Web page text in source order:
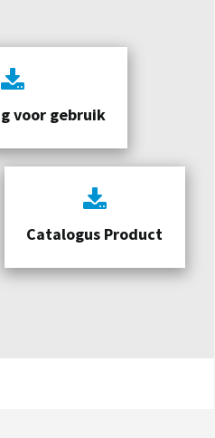
voor gebruik
Catalogus Product